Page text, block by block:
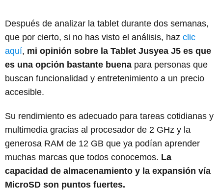
Después de analizar la tablet durante dos semanas,
que por cierto, si no has visto el análisis, haz clic
aquí, mi opinión sobre la Tablet Jusyea J5 es que
es una opción bastante buena para personas que
buscan funcionalidad y entretenimiento a un precio
accesible.
Su rendimiento es adecuado para tareas cotidianas y
multimedia gracias al procesador de 2 GHz y la
generosa RAM de 12 GB que ya podían aprender
muchas marcas que todos conocemos. La
capacidad de almacenamiento y la expansión vía
MicroSD son puntos fuertes.